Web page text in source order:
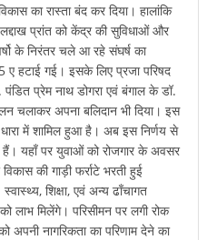
का रास्ता बंद कर दिया। हालांकि
प्रांत को केंद्र की सुविधाओं और
के निरंतर चले आ रहे संघर्ष का
ए हटाई गई। इसके लिए प्रजा परिषद
प्रेम नाथ डोगरा एवं बंगाल के डॉ.
चलाकर अपना बलिदान भी दिया। इस
में शामिल हुआ है। अब इस निर्णय से
हैं। यहाँ पर युवाओं को रोजगार के अवसर
की गाड़ी फर्राटे भरती हुई
शिक्षा, एवं अन्य ढाँचागत
लाभ मिलेंगे। परिसीमन पर लगी रोक
अपनी नागरिकता का परिणाम देने का